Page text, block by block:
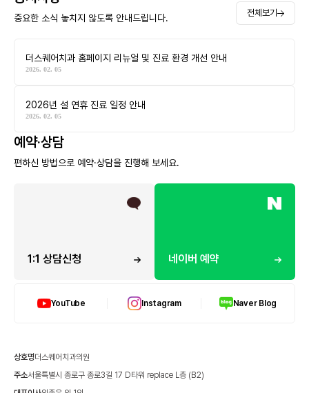
중요한 소식 놓치지 않도록 안내드립니다. 전체보기
더스퀘어치과 홈페이지 리뉴얼 및 진료 환경 개선 안내
2026. 02. 05
2026년 설 연휴 진료 일정 안내
2026. 02. 05
예약·상담
편하신 방법으로 예약·상담을 진행해 보세요.
1:1 상담신청 네이버 예약
YouTube Instagram Naver Blog
상호명더스퀘어치과의원
주소서울특별시 종로구 종로3길 17 D타워 replace L층 (B2)